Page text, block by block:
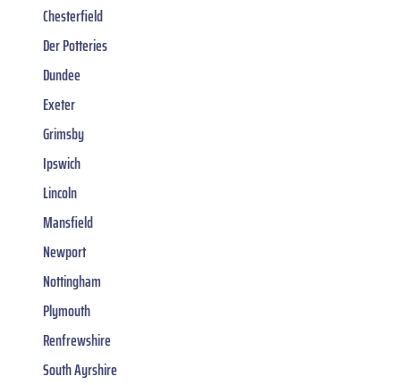
Chesterfield
Der Potteries
Dundee
Exeter
Grimsby
Ipswich
Lincoln
Mansfield
Newport
Nottingham
Plymouth
Renfrewshire
South Ayrshire